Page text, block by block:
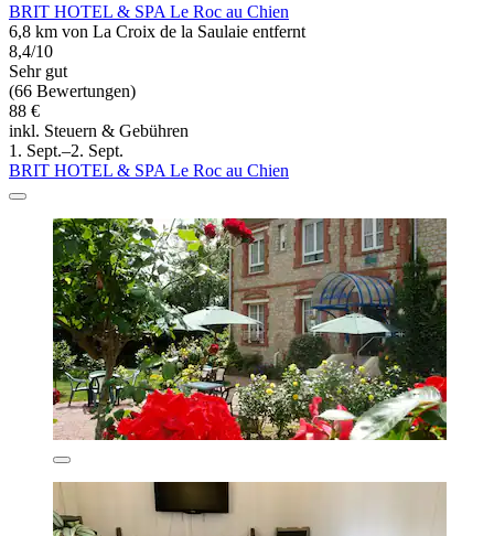
BRIT HOTEL & SPA Le Roc au Chien
6,8 km von La Croix de la Saulaie entfernt
8,4/10
Sehr gut
(66 Bewertungen)
88 €
inkl. Steuern & Gebühren
1. Sept.–2. Sept.
BRIT HOTEL & SPA Le Roc au Chien